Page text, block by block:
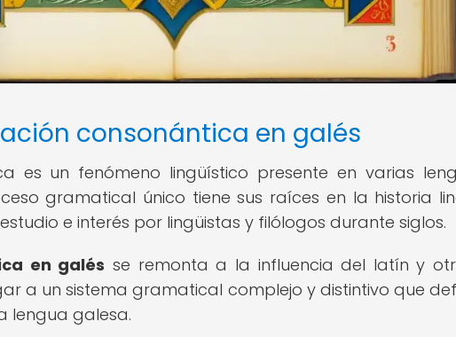
consonántica en galés
es un fenómeno lingüístico presente en varias
gramatical único tiene sus raíces en la historia
e interés por lingüistas y filólogos durante siglos.
en galés se remonta a la influencia del latín y
a un sistema gramatical complejo y distintivo que
lengua galesa.